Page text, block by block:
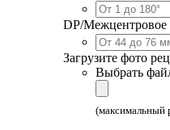
DP/Межцентровое
Загрузите фото
Выбрать
(максимальный